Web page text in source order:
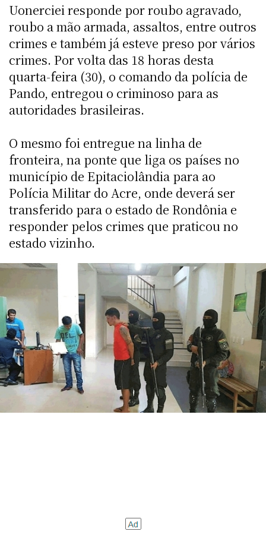
Uonerciei responde por roubo agravado,
roubo a mão armada, assaltos, entre outros
crimes e também já esteve preso por vários
crimes. Por volta das 18 horas desta
quarta-feira (30), o comando da polícia de
Pando, entregou o criminoso para as
autoridades brasileiras.
O mesmo foi entregue na linha de
fronteira, na ponte que liga os países no
município de Epitaciolândia para ao
Polícia Militar do Acre, onde deverá ser
transferido para o estado de Rondônia e
responder pelos crimes que praticou no
estado vizinho.